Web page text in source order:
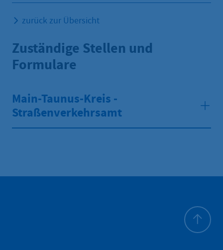
zurück zur Übersicht
Zuständige Stellen und
Formulare
Main-Taunus-Kreis -
Straßenverkehrsamt